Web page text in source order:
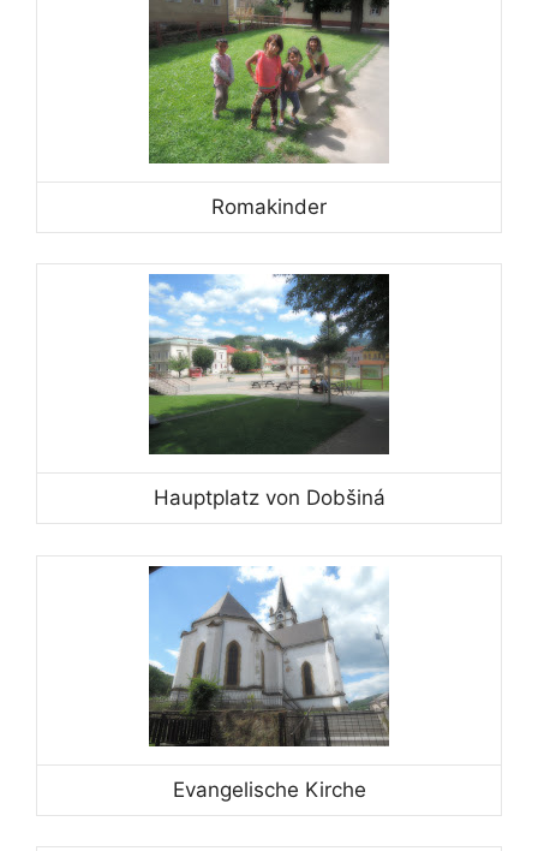
Romakinder
Hauptplatz von Dobšiná
Evangelische Kirche